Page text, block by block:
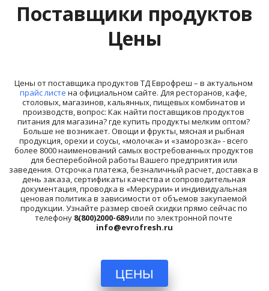
Поставщики продуктов
Цены
прайс листе на официальном сайте. Для ресторанов, кафе,
столовых, магазинов, кальянных, пищевых комбинатов и
производств, вопрос: Как найти поставщиков продуктов
питания для магазина? где купить продукты мелким оптом?
Больше не возникает. Овощи и фрукты, мясная и рыбная
продукция, орехи и соусы, «молочка» и «заморозка» - всего
более 8000 наименований самых востребованных продуктов
для бесперебойной работы Вашего предприятия или
заведения. Отсрочка платежа, безналичный расчет, доставка в
день заказа, сертификаты качества и сопроводительная
документация, проводка в «Меркурии» и индивидуальная
ценовая политика в зависимости от объемов закупаемой
продукции. Узнайте размер своей скидки прямо сейчас по
телефону 8(800)2000-689
info@evrofresh.ru
ЦЕНЫ